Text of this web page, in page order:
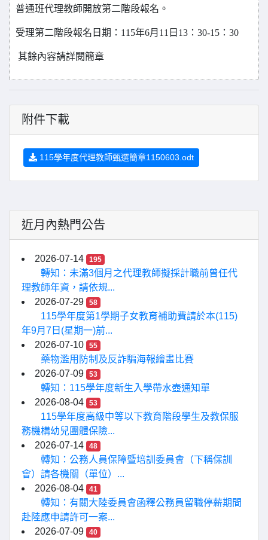
普通班代理教師開放第二階段報名。
受理第二階段報名日期：115年6月11日13：30-15：30
其餘內容請詳閱簡章
附件下載
115學年度代理教師甄選簡章1150603.odt
近月內熱門公告
2026-07-14 195
轉知：未滿3個月之代理教師擬採計職前曾任代
理教師年資，請依規...
2026-07-29
58
115學年度第1學期子女教育補助費請於本(115)
年9月7日(星期一)前...
2026-07-10
55
藥物濫用防制及反詐騙海報繪畫比賽
2026-07-09
53
轉知：115學年度新生入學帶水壺通知單
2026-08-04
53
115學年度高級中等以下教育階段學生及教保服
務機構幼兒團體保險...
2026-07-14
48
轉知：公務人員保障暨培訓委員會（下稱保訓
會）請各機關（單位）...
2026-08-04
41
轉知：有關大陸委員會函釋公務員留職停薪期間
赴陸應申請許可一案...
2026-07-09
40